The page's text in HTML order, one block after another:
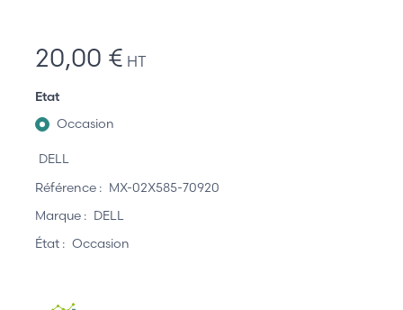
20,00 € HT
Etat
Occasion
DELL
Référence : MX-02X585-70920
Marque : DELL
État : Occasion